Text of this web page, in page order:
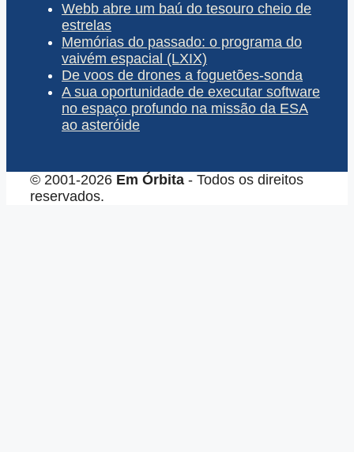
Webb abre um baú do tesouro cheio de
estrelas
Memórias do passado: o programa do
vaivém espacial (LXIX)
De voos de drones a foguetões-sonda
A sua oportunidade de executar software
no espaço profundo na missão da ESA
ao asteróide
© 2001-2026 Em Órbita - Todos os direitos
reservados.